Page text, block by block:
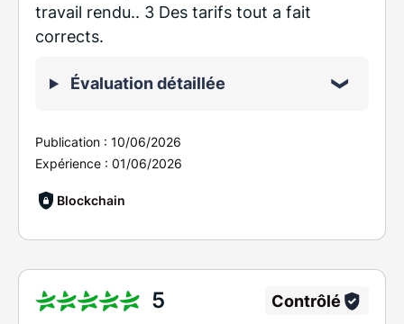
travail rendu.. 3 Des tarifs tout a fait
corrects.
Évaluation détaillée
Publication : 10/06/2026
Expérience : 01/06/2026
Blockchain
5 Contrôlé